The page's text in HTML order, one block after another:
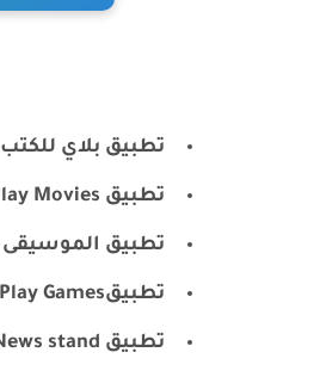
تطبيق بلاي للكتب Play Books
تطبيق Play Movies الخاص بالأفلام
تطبيق الموسيقى Play Music
تطبيقPlay Games
تطبيق Play News stand.